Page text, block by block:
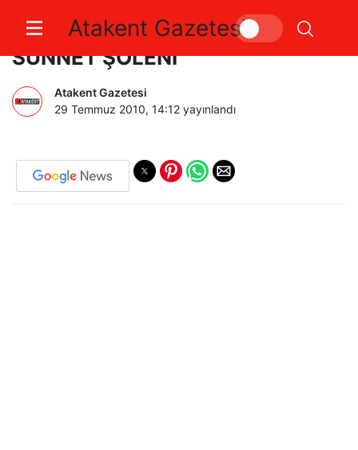
Atakent Gazetesi
YALOVA BELEDİYESİ TOPLU
SÜNNET ŞÖLENİ
Atakent Gazetesi
29 Temmuz 2010, 14:12 yayınlandı